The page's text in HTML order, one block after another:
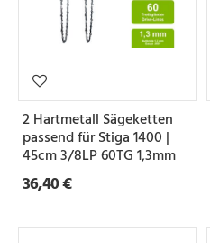
2 Hartmetall Sägeketten
passend für Stiga 1400 |
45cm 3/8LP 60TG 1,3mm
36,40 €
b
i
t
e
Z